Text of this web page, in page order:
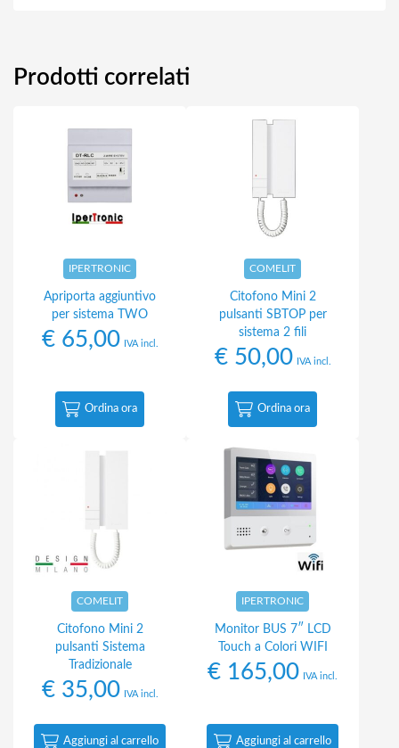
Prodotti correlati
IPERTRONIC
Apriporta aggiuntivo
per sistema TWO
€65,00 IVA incl.
Ordina ora
COMELIT
Citofono Mini 2
pulsanti SBTOP per
sistema 2 fili
€50,00 IVA incl.
Ordina ora
COMELIT
Citofono Mini 2
pulsanti Sistema
Tradizionale
€35,00 IVA incl.
Aggiungi al carrello
IPERTRONIC
Monitor BUS 7″ LCD
Touch a Colori WIFI
€ 165,00 IVA incl.
Aggiungi al carrello